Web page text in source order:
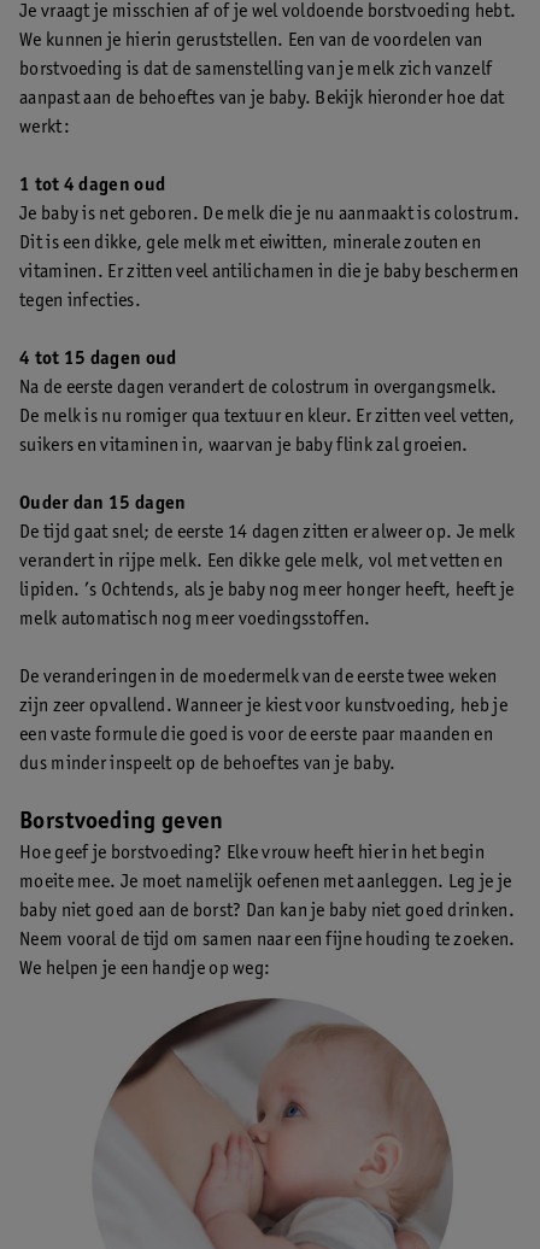
Je vraagt je misschien af of je wel voldoende borstvoeding hebt.
We kunnen je hierin geruststellen. Een van de voordelen van
borstvoeding is dat de samenstelling van je melk zich vanzelf
aanpast aan de behoeftes van je baby. Bekijk hieronder hoe dat
werkt:
1 tot 4 dagen oud
Je baby is net geboren. De melk die je nu aanmaakt is colostrum.
Dit is een dikke, gele melk met eiwitten, minerale zouten en
vitaminen. Er zitten veel antilichamen in die je baby beschermen
tegen infecties.
4 tot 15 dagen oud
Na de eerste dagen verandert de colostrum in overgangsmelk.
De melk is nu romiger qua textuur en kleur. Er zitten veel vetten,
suikers en vitaminen in, waarvan je baby flink zal groeien.
Ouder dan 15 dagen
De tijd gaat snel; de eerste 14 dagen zitten er alweer op. Je melk
verandert in rijpe melk. Een dikke gele melk, vol met vetten en
lipiden. ’s Ochtends, als je baby nog meer honger heeft, heeft je
melk automatisch nog meer voedingsstoffen.
De veranderingen in de moedermelk van de eerste twee weken
zijn zeer opvallend. Wanneer je kiest voor kunstvoeding, heb je
een vaste formule die goed is voor de eerste paar maanden en
dus minder inspeelt op de behoeftes van je baby.
Borstvoeding geven
Hoe geef je borstvoeding? Elke vrouw heeft hier in het begin
moeite mee. Je moet namelijk oefenen met aanleggen. Leg je je
baby niet goed aan de borst? Dan kan je baby niet goed drinken.
Neem vooral de tijd om samen naar een fijne houding te zoeken.
We helpen je een handje op weg: